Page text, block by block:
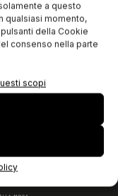
a questo
qualsiasi momento,
della Cookie
consenso nella parte
scopi